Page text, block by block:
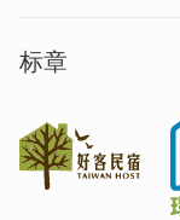
标章